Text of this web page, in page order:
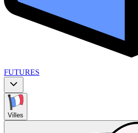
FUTURES
Villes